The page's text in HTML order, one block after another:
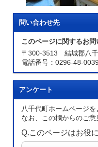
問い合わせ先
このページに関するお
〒300-3513 結城郡八
電話番号：0296-48-0039
アンケート
八千代町ホームページ
なお、この欄からのご
Q.このページはお役